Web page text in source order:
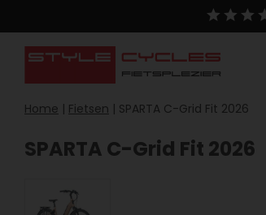
Home | Fietsen | SPARTA C-Grid Fit 2026
SPARTA C-Grid Fit 2026